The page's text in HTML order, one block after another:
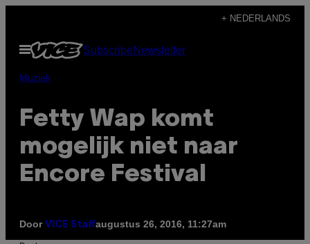
de
inhoud
+ NEDERLANDS
Open
menu
SubscribeNewsletter
Muziek
Fetty Wap komt
mogelijk niet naar
Encore Festival
Door VICE Staffaugustus 26, 2016, 11:27am